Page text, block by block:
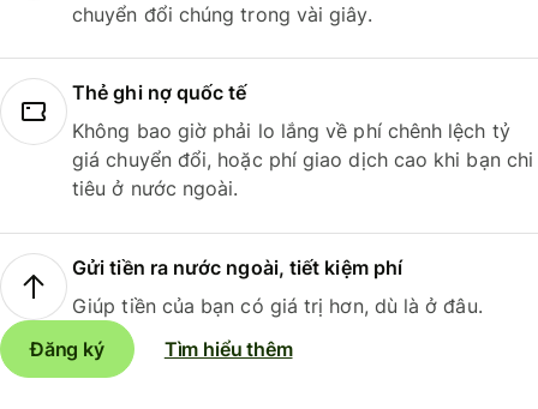
chuyển đổi chúng trong vài giây.
Thẻ ghi nợ quốc tế
Không bao giờ phải lo lắng về phí chênh lệch tỷ
giá chuyển đổi, hoặc phí giao dịch cao khi bạn chi
tiêu ở nước ngoài.
Gửi tiền ra nước ngoài, tiết kiệm phí
Giúp tiền của bạn có giá trị hơn, dù là ở đâu.
Đăng ký
Tìm hiểu thêm